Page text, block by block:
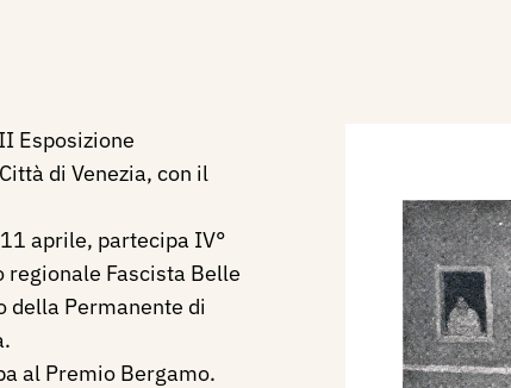
Esposizione
di Venezia, con il
aprile, partecipa IV°
regionale Fascista Belle
della Permanente di
al Premio Bergamo.